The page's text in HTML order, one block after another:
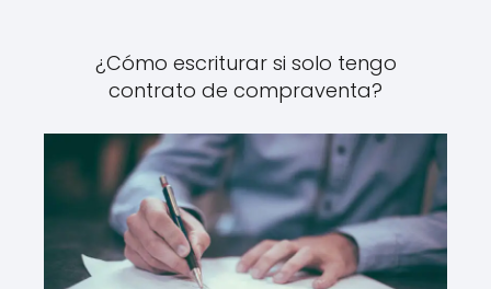
¿Cómo escriturar si solo tengo
contrato de compraventa?